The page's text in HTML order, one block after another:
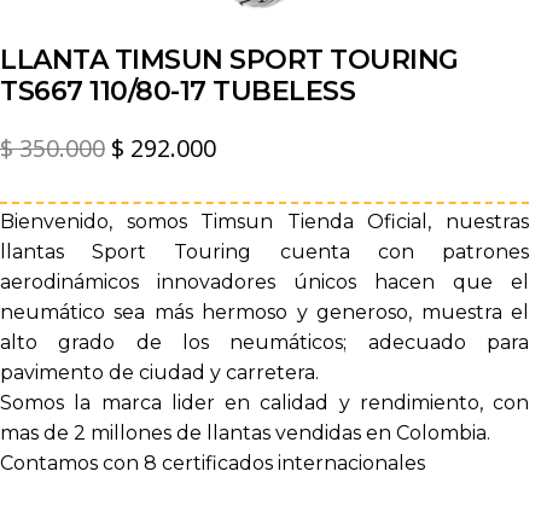
LLANTA TIMSUN SPORT TOURING
TS667 110/80-17 TUBELESS
$350.000 El
original
era:
$ 350.000.
$ 292.000El
actual
es:
$ 292.000.
Bienvenido, somos Timsun Tienda Oficial, nuestras
llantas Sport Touring cuenta con patrones
aerodinámicos innovadores únicos hacen que el
neumático sea más hermoso y generoso, muestra el
alto grado de los neumáticos; adecuado para
pavimento de ciudad y carretera.
Somos la marca lider en calidad y rendimiento, con
mas de 2 millones de llantas vendidas en Colombia.
Contamos con 8 certificados internacionales